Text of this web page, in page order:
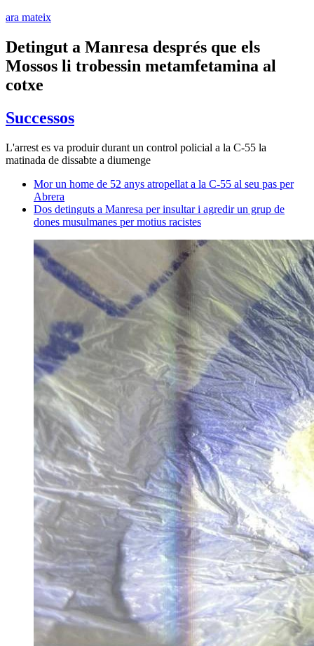
ara mateix
Detingut a Manresa després que els
Mossos li trobessin metamfetamina al
cotxe
Successos
L'arrest es va produir durant un control policial a la C-55 la
matinada de dissabte a diumenge
Mor un home de 52 anys atropellat a la C-55 al seu pas per
Abrera
Dos detinguts a Manresa per insultar i agredir un grup de
dones musulmanes per motius racistes